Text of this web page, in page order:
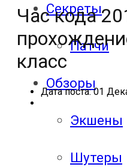
Секреты
Патчи
Обзоры
Экшены
Шутеры
Час кода
класс
Дата поста:01